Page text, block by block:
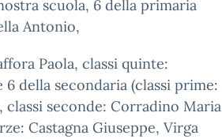
scuola, 6 della primaria
Antonio,
Paola, classi quinte:
della secondaria (classi prime:
classi seconde: Corradino Maria
Castagna Giuseppe, Virga